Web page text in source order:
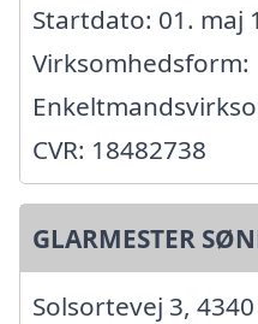
Startdato: 01. maj
Virksomhedsform:
CVR: 18482738
GLARMESTER
Solsortevej 3,